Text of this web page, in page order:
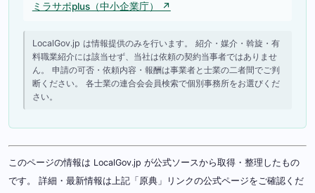
ミラサポplus（中小企業庁） ↗
LocalGov.jp は情報提供のみを行います。 紹介・媒介・斡旋・有
料職業紹介には該当せず、当社は依頼の契約当事者ではありませ
ん。 申請の可否・依頼内容・報酬は事業者と士業の二者間でご判
断ください。 各士業の連合会会員検索で個別事務所をお選びくだ
さい。
このページの情報は LocalGov.jp が公式ソースから取得・整理したもの
です。 詳細・最新情報は上記「原典」リンクの公式ページをご確認くだ